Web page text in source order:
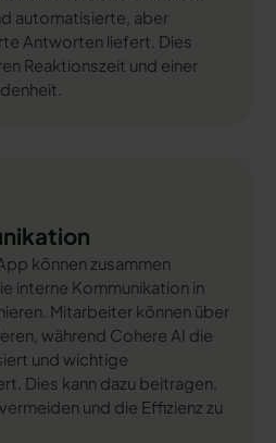
automatisierte, aber
Antworten liefert. Dies
Reaktionszeit und einer
können zusammen
interne Kommunikation in
Mitarbeiter können über
während Cohere AI die
und wichtige
Dies kann dazu beitragen,
und die Effizienz zu